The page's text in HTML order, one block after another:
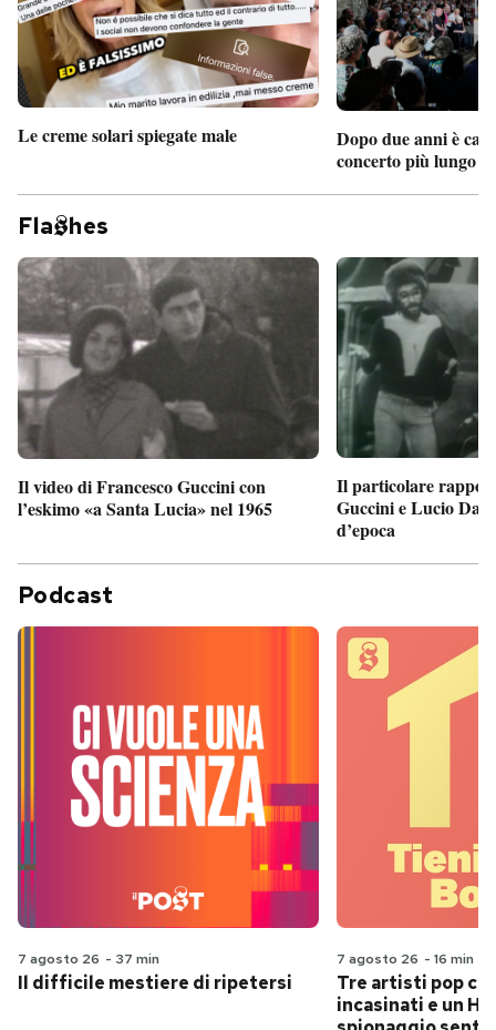
Le creme solari spiegate male
Dopo due anni è
concerto più lungo
Fla hes
Il video di Francesco Guccini con
l’eskimo «a Santa Lucia» nel 1965
Il particolare
Guccini e Lucio
d’epoca
Podcast
7 agosto 26 - 37 min
Il difficile mestiere di ripetersi
7 agosto 26 - 16 min
Tre artisti pop
incasinati e un